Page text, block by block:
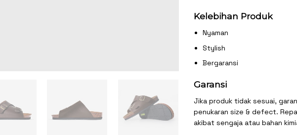
Kelebihan Produk
Nyaman
Stylish
Bergaransi
Garansi
Jika produk tidak sesuai,
penukaran size & defect.
akibat sengaja atau bahan